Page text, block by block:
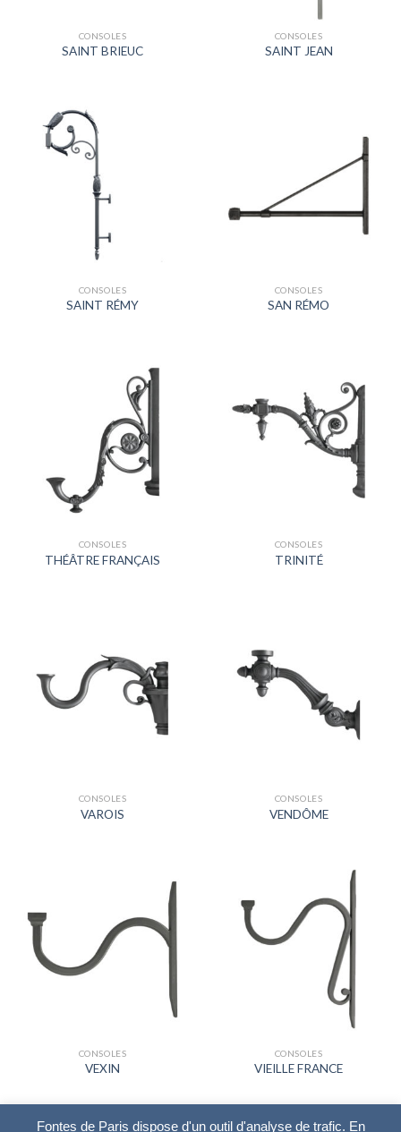
CONSOLES
SAINT BRIEUC
CONSOLES
SAINT JEAN
CONSOLES
SAINT RÉMY
CONSOLES
SAN RÉMO
CONSOLES
THÉÂTRE FRANÇAIS
CONSOLES
TRINITÉ
CONSOLES
VAROIS
CONSOLES
VENDÔME
CONSOLES
VEXIN
CONSOLES
VIEILLE FRANCE
Fontes de Paris dispose d'un outil d'analyse de trafic. En